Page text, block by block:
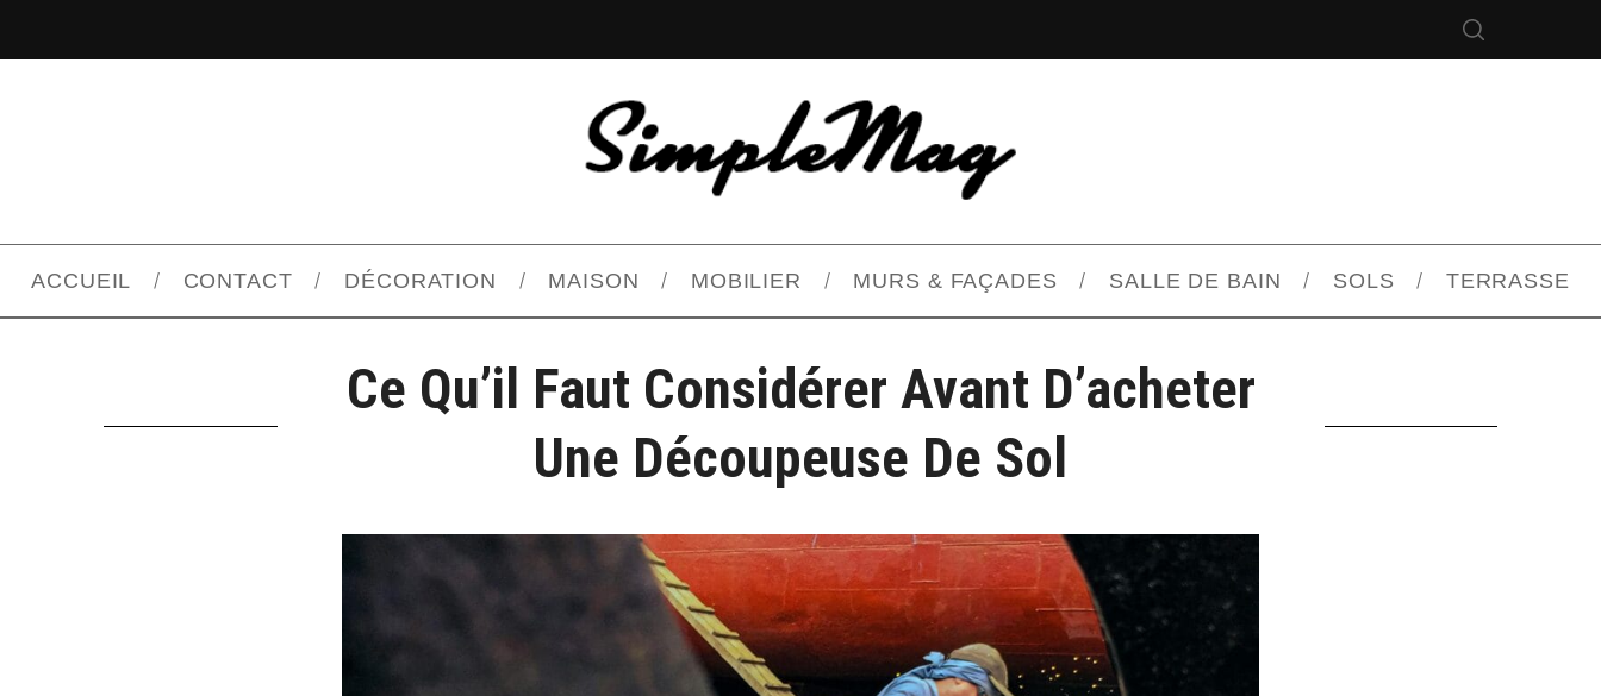
ACCUEIL CONTACT DÉCORATION MAISON MOBILIER MURS & FAÇADES SALLE DE BAIN SOLS TERRASSE
Ce Qu’il Faut Considérer Avant D’acheter
Une Découpeuse De Sol